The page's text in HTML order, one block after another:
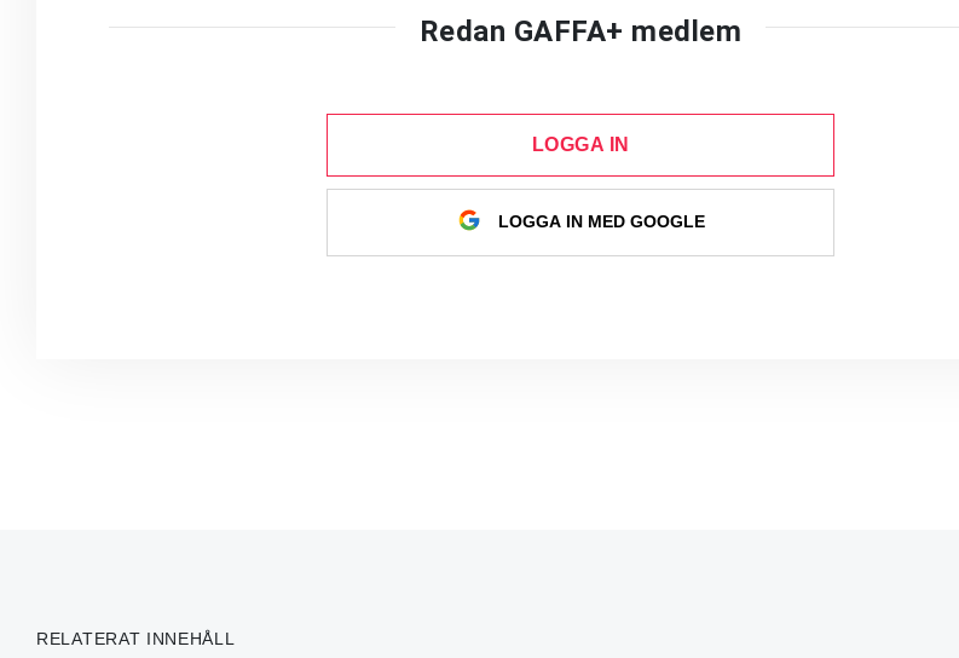
Redan GAFFA+ medlem
LOGGA IN
LOGGA IN MED GOOGLE
RELATERAT INNEHÅLL